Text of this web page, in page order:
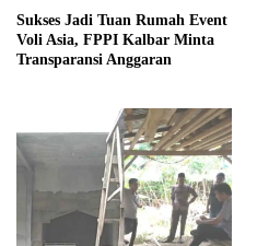
Sukses Jadi Tuan Rumah Event
Voli Asia, FPPI Kalbar Minta
Transparansi Anggaran